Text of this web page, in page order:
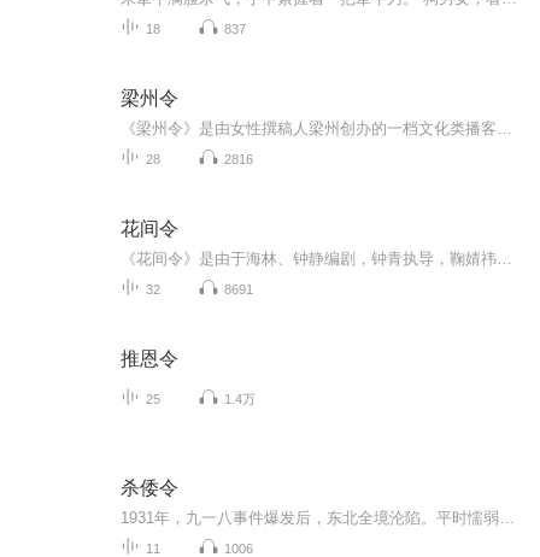
18 837
梁州令
28 2816
花间令
32 8691
推恩令
25 1.4万
杀倭令
11 1006